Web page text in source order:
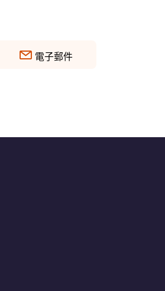
電子郵件